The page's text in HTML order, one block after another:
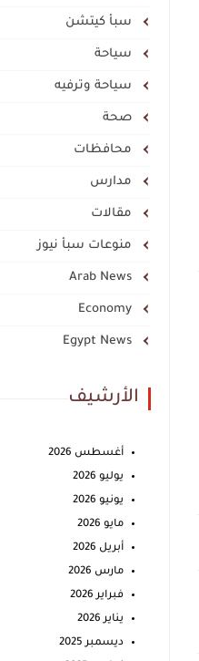
سبأ كيتشن
سياحة
سياحة وترفيه
صحة
محافظات
مدارس
مقالات
منوعات سبأ نيوز
Arab News
Economy
Egypt News
الأرشيف
أغسطس 2026
يوليو 2026
يونيو 2026
مايو 2026
أبريل 2026
مارس 2026
فبراير 2026
يناير 2026
ديسمبر 2025